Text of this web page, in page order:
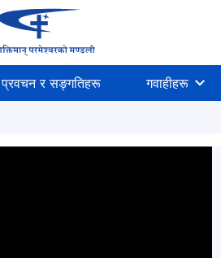
प्रवचन र सङ्गतिहरू गवाहीहरू